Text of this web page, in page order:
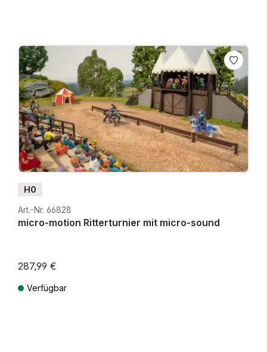
H0
Art.-Nr. 66828
micro-motion Ritterturnier mit micro-sound
287,99 €
Verfügbar